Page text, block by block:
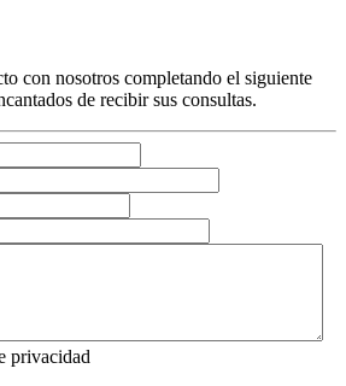
con nosotros completando el siguiente
de recibir sus consultas.
privacidad